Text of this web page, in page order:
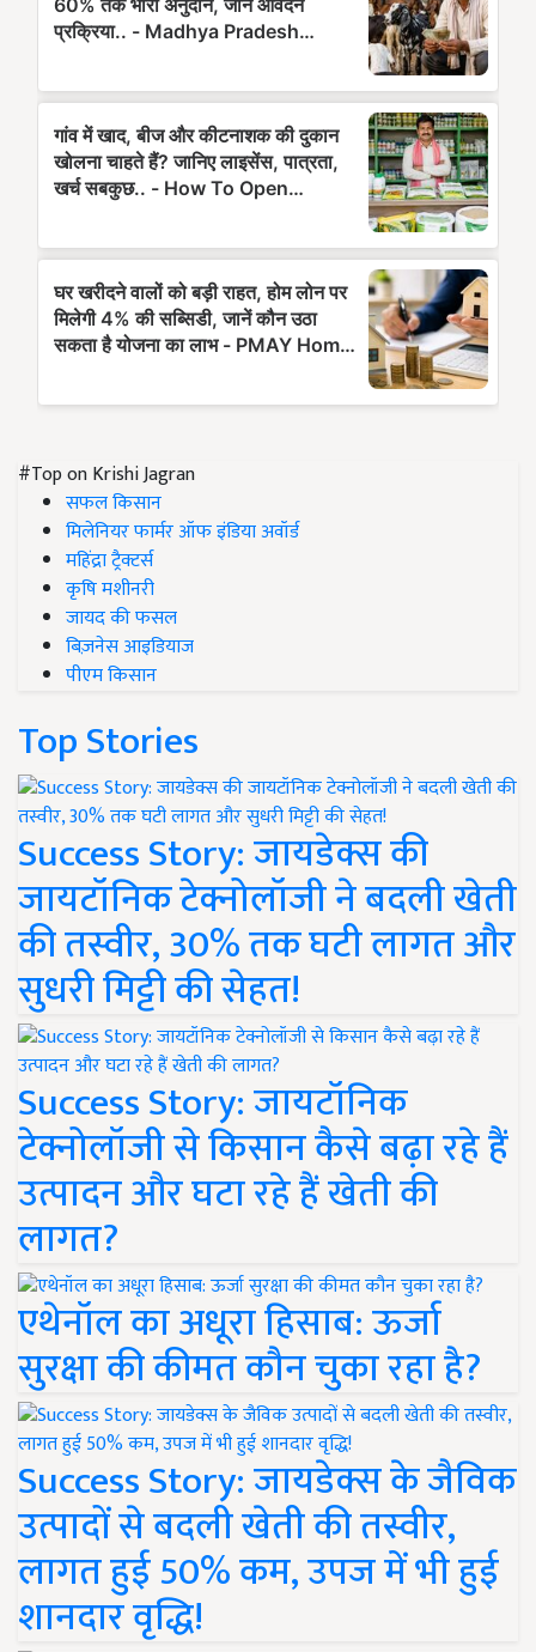
#Top on Krishi Jagran
सफल किसान
मिलेनियर फार्मर ऑफ इंडिया अवॉर्ड
महिंद्रा ट्रैक्टर्स
कृषि मशीनरी
जायद की फसल
बिज़नेस आइडियाज
पीएम किसान
Top Stories
Success Story: जायडेक्स की
जायटॉनिक टेक्नोलॉजी ने बदली खेती
की तस्वीर, 30% तक घटी लागत और
सुधरी मिट्टी की सेहत!
Success Story: जायटॉनिक
टेक्नोलॉजी से किसान कैसे बढ़ा रहे हैं
उत्पादन और घटा रहे हैं खेती की
लागत?
एथेनॉल का अधूरा हिसाब: ऊर्जा
सुरक्षा की कीमत कौन चुका रहा है?
Success Story: जायडेक्स के जैविक
उत्पादों से बदली खेती की तस्वीर,
लागत हुई 50% कम, उपज में भी हुई
शानदार वृद्धि!